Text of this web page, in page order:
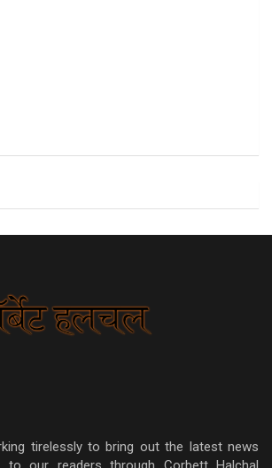
tirelessly to bring out the latest news